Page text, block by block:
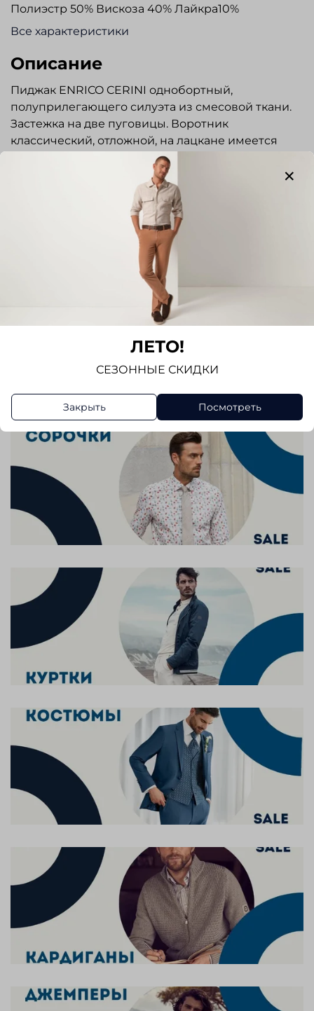
Полиэстр 50% Вискоза 40% Лайкра10%
Все характеристики
Описание
Пиджак ENRICO CERINI однобортный,
полуприлегающего силуэта из смесовой ткани.
Застежка на две пуговицы. Воротник
классический, отложной, на лацкане имеется
фасонная петля. Рукава со шлицами на 4
пуговицы. Карманы с клапанами, нагрудный
карман «листочка». Два внутренних кармана.
Предусмотрены две шлицы. Сочетается с
джинсами, брюками и сорочками любого стиля.
Отлично подходит для повседневной носки.
Отзывов еще никто не оставлял
Написать отзыв
ЛЕТО!
СЕЗОННЫЕ СКИДКИ
Закрыть Посмотреть